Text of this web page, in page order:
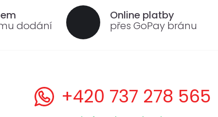
dodání
Online platby
přes GoPay bránu
+420 737 278 565